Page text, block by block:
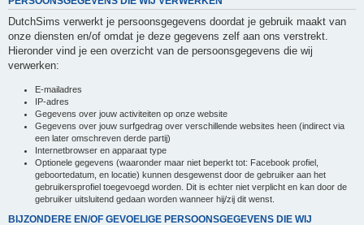
DutchSims verwerkt je persoonsgegevens doordat je gebruik maakt van
onze diensten en/of omdat je deze gegevens zelf aan ons verstrekt.
Hieronder vind je een overzicht van de persoonsgegevens die wij
verwerken:
E-mailadres
IP-adres
Gegevens over jouw activiteiten op onze website
Gegevens over jouw surfgedrag over verschillende websites heen (indirect via
een later omschreven derde partij)
Internetbrowser en apparaat type
Optionele gegevens (waaronder maar niet beperkt tot: Facebook profiel,
geboortedatum, en locatie) kunnen desgewenst door de gebruiker aan het
gebruikersprofiel toegevoegd worden. Dit is echter niet verplicht en kan door de
gebruiker uitsluitend gedaan worden wanneer hij/zij dit wenst.
BIJZONDERE EN/OF GEVOELIGE PERSOONSGEGEVENS DIE WIJ